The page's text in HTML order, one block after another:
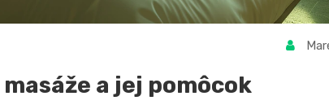
a jej pomôcok